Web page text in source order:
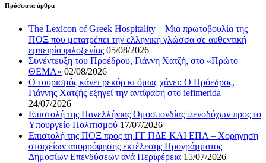
Πρόσφατα άρθρα
The Lexicon of Greek Hospitality – Μια πρωτοβουλία της
ΠΟΞ που μετατρέπει την ελληνική γλώσσα σε αυθεντική
εμπειρία φιλοξενίας 05/08/2026
Συνέντευξη του Προέδρου, Γιάννη Χατζή, στο «Πρώτο
ΘΕΜΑ» 02/08/2026
Ο τουρισμός κάνει ρεκόρ κι όμως χάνει: Ο Πρόεδρος,
Γιάννης Χατζής εξηγεί την αντίφαση στο iefimerida
24/07/2026
Επιστολή της Πανελλήνιας Ομοσπονδίας Ξενοδόχων προς το
Υπουργείο Πολιτισμού 17/07/2026
Επιστολή της ΠΟΞ προς τη ΓΓ ΠΔΕ ΚΑΙ ΕΠΑ – Χορήγηση
στοιχείων απορρόφησης εκτέλεσης Προγράμματος
Δημοσίων Επενδύσεων ανά Περιφέρεια 15/07/2026